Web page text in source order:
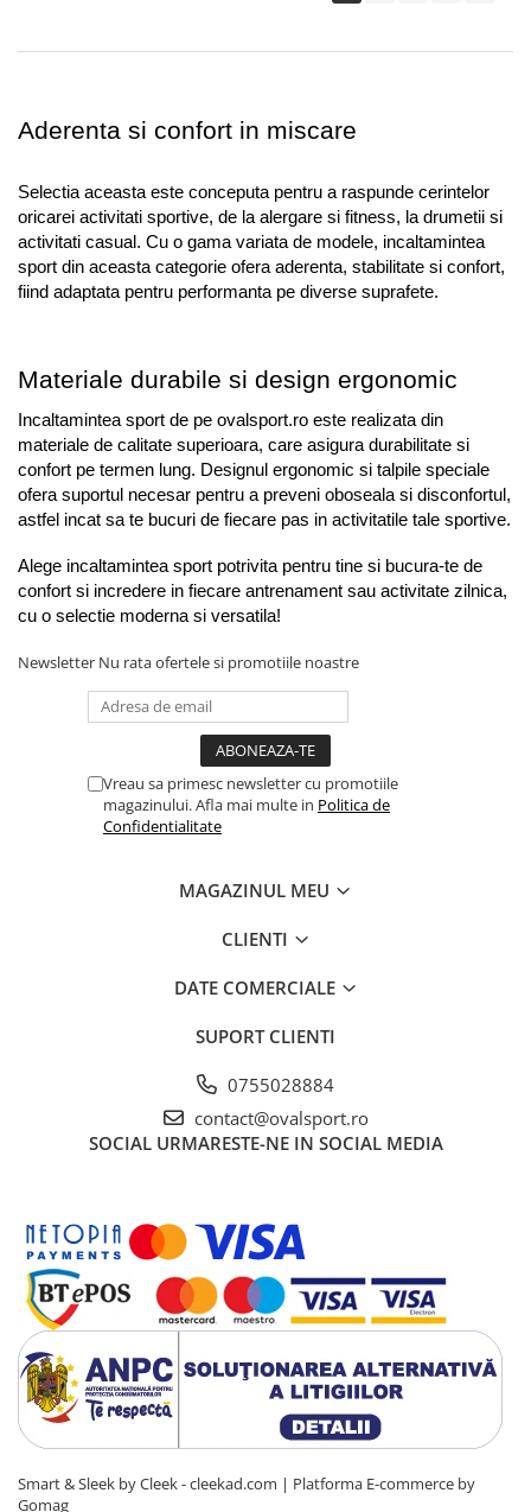
Aderenta si confort in miscare
Selectia aceasta este conceputa pentru a raspunde cerintelor
oricarei activitati sportive, de la alergare si fitness, la drumetii si
activitati casual. Cu o gama variata de modele, incaltamintea
sport din aceasta categorie ofera aderenta, stabilitate si confort,
fiind adaptata pentru performanta pe diverse suprafete.
Materiale durabile si design ergonomic
Incaltamintea sport de pe ovalsport.ro este realizata din
materiale de calitate superioara, care asigura durabilitate si
confort pe termen lung. Designul ergonomic si talpile speciale
ofera suportul necesar pentru a preveni oboseala si disconfortul,
astfel incat sa te bucuri de fiecare pas in activitatile tale sportive.
Alege incaltamintea sport potrivita pentru tine si bucura-te de
confort si incredere in fiecare antrenament sau activitate zilnica,
cu o selectie moderna si versatila!
Newsletter Nu rata ofertele si promotiile noastre
Vreau sa primesc newsletter cu promotiile
magazinului. Afla mai multe in Politica de
Confidentialitate
MAGAZINUL MEU
CLIENTI
DATE COMERCIALE
SUPORT CLIENTI
0755028884
contact@ovalsport.ro
SOCIAL URMARESTE-NE IN SOCIAL MEDIA
Smart & Sleek by Cleek - cleekad.com | Platforma E-commerce by
Gomag